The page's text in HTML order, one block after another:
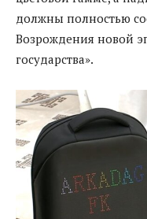
должны полностью
Возрождения новой
государства».